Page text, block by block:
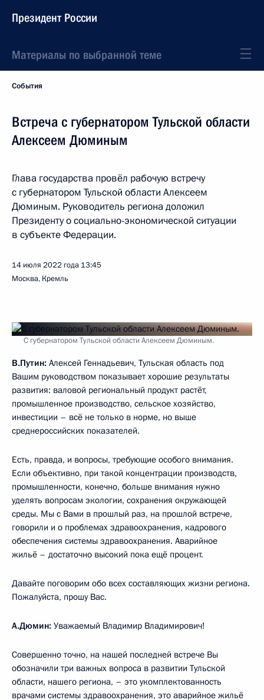
Президент России
Материалы по выбранной теме
События
Встреча с губернатором Тульской области
Алексеем Дюминым
Глава государства провёл рабочую встречу
с губернатором Тульской области Алексеем
Дюминым. Руководитель региона доложил
Президенту о социально-экономической ситуации
в субъекте Федерации.
14 июля 2022 года 13:45
Москва, Кремль
С губернатором Тульской области Алексеем Дюминым.
В.Путин: Алексей Геннадьевич, Тульская область под
Вашим руководством показывает хорошие результаты
развития: валовой региональный продукт растёт,
промышленное производство, сельское хозяйство,
инвестиции – всё не только в норме, но выше
среднероссийских показателей.
Есть, правда, и вопросы, требующие особого внимания.
Если объективно, при такой концентрации производств,
промышленности, конечно, больше внимания нужно
уделять вопросам экологии, сохранения окружающей
среды. Мы с Вами в прошлый раз, на прошлой встрече,
говорили и о проблемах здравоохранения, кадрового
обеспечения системы здравоохранения. Аварийное
жильё – достаточно высокий пока ещё процент.
Давайте поговорим обо всех составляющих жизни региона.
Пожалуйста, прошу Вас.
А.Дюмин: Уважаемый Владимир Владимирович!
Совершенно точно, на нашей последней встрече Вы
обозначили три важных вопроса в развитии Тульской
области, нашего региона, – это укомплектованность
врачами системы здравоохранения, это аварийное жильё